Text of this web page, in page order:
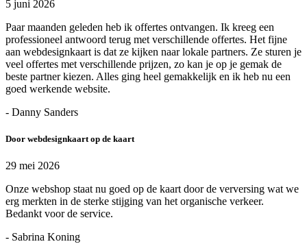
5 juni 2026
Paar maanden geleden heb ik offertes ontvangen. Ik kreeg een
professioneel antwoord terug met verschillende offertes. Het fijne
aan webdesignkaart is dat ze kijken naar lokale partners. Ze sturen je
veel offertes met verschillende prijzen, zo kan je op je gemak de
beste partner kiezen. Alles ging heel gemakkelijk en ik heb nu een
goed werkende website.
- Danny Sanders
Door webdesignkaart op de kaart
29 mei 2026
Onze webshop staat nu goed op de kaart door de verversing wat we
erg merkten in de sterke stijging van het organische verkeer.
Bedankt voor de service.
- Sabrina Koning